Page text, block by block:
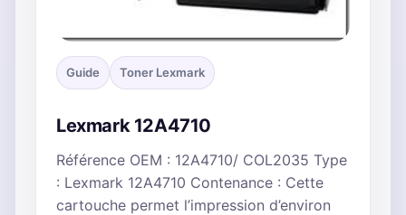
Guide Toner Lexmark
Lexmark 12A4710
Référence OEM : 12A4710/ COL2035 Type
: Lexmark 12A4710 Contenance : Cette
cartouche permet l’impression d’environ